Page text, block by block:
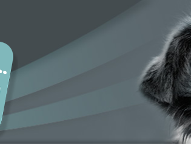
COMPORTEMENT – EDUCATION – REÉDUCATION